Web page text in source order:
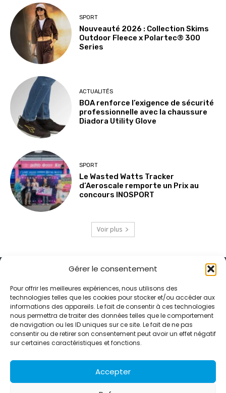
Gérer le consentement
Pour offrir les meilleures expériences, nous utilisons des
technologies telles que les cookies pour stocker et/ou accéder aux
informations des appareils. Le fait de consentir à ces technologies
nous permettra de traiter des données telles que le comportement
de navigation ou les ID uniques sur ce site. Le fait de ne pas
consentir ou de retirer son consentement peut avoir un effet négatif
sur certaines caractéristiques et fonctions.
Accepter
SPORT
Nouveauté 2026 : Collection Skims
Outdoor Fleece x Polartec® 300
Series
ACTUALITÉS
BOA renforce l’exigence de sécurité
professionnelle avec la chaussure
Diadora Utility Glove
SPORT
Le Wasted Watts Tracker
d’Aeroscale remporte un Prix au
concours INOSPORT
Voir plus
Alternative Média est une agence de relations presse et de
relations publiques basée à Grenoble. Depuis 1995, elle conçoit et
pilote des stratégies de visibilité en France et à l’international
grâce à un réseau d’agences partenaires.